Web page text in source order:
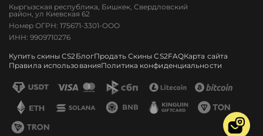
Кыргызская республика, Бишкек, Свердловский
район, ул Киевская 62
Номер ОГРН: 175671-3301-ООО
ИНН: 9909710276
Купить скины CS2 БлогПродать Скины CS2FAQКарта сайта
Правила использованияПолитика конфиденциальности